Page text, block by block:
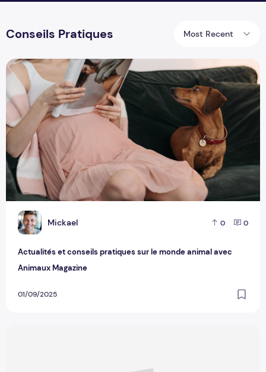
Conseils Pratiques Most Recent
M Mickael 0 0
Actualités et conseils pratiques sur le monde animal avec
Animaux Magazine
01/09/2025
Actualités et conseils pratiques sur le monde animal avec